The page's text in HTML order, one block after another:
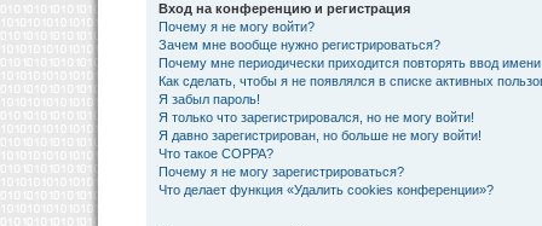
Вход на конференцию и регистрация
Почему я не могу войти?
Зачем мне вообще нужно регистрироваться?
Почему мне периодически приходится повторять ввод
Как сделать, чтобы я не появлялся в списке активных
Я забыл пароль!
Я только что зарегистрировался, но не могу войти!
Я давно зарегистрирован, но больше не могу войти!
Что такое COPPA?
Почему я не могу зарегистрироваться?
Что делает функция «Удалить cookies конференции»?